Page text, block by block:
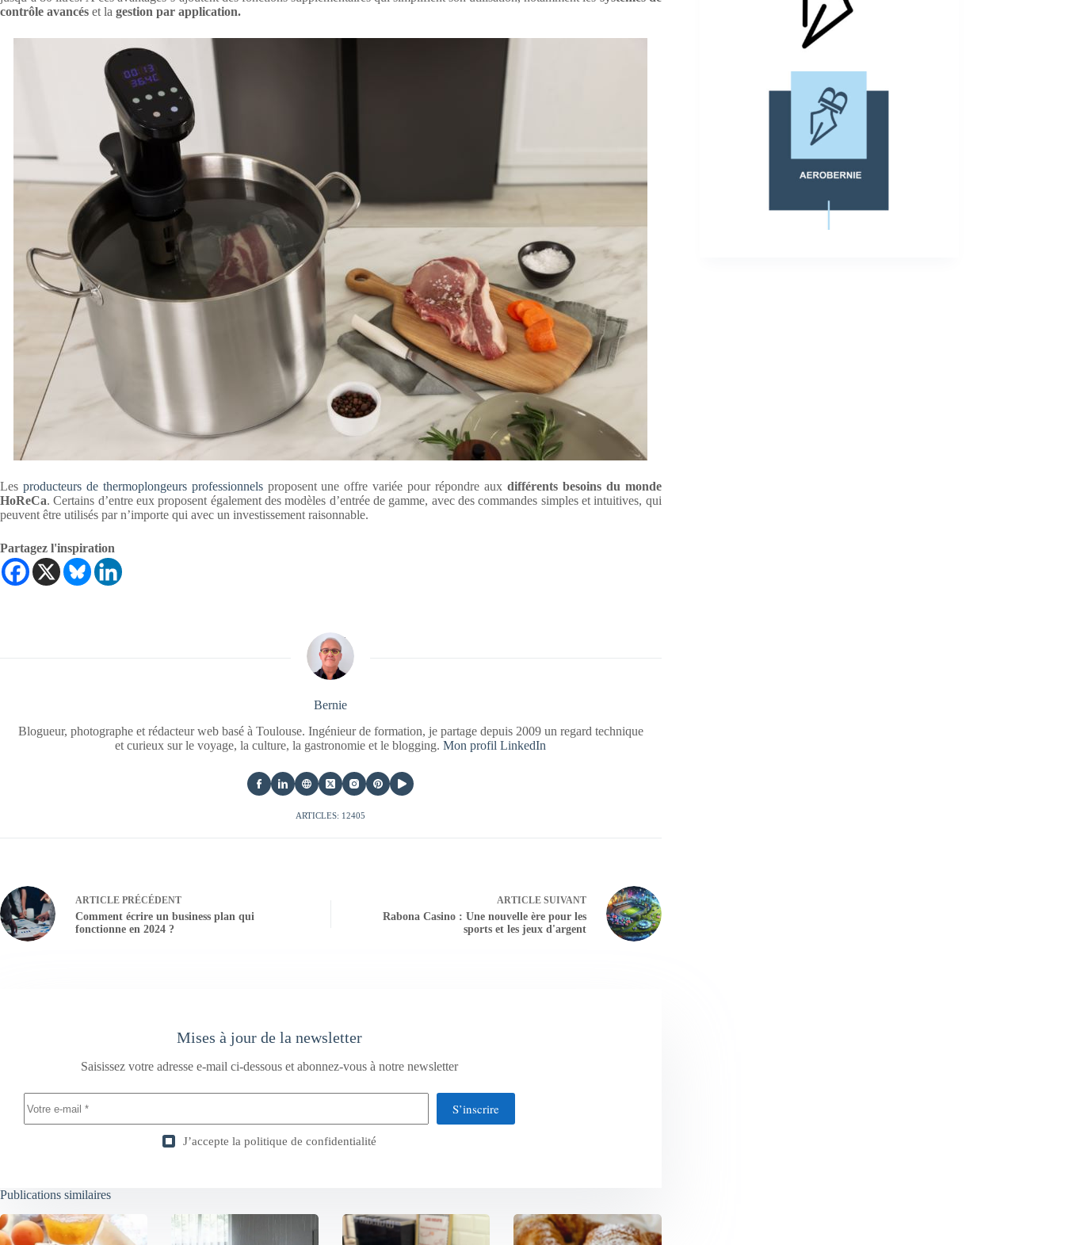
contrôle avancés et la gestion par application.
Les producteurs de thermoplongeurs professionnelsproposent une offre variée pour répondre aux différents besoins du monde
HoReCa. Certains d’entre eux proposent également des modèles d’entrée de gamme, avec des commandes simples et intuitives, qui
peuvent être utilisés par n’importe qui avec un investissement raisonnable.
Partagez l'inspiration
Bernie
Blogueur, photographe et rédacteur web basé à Toulouse. Ingénieur de formation, je partage depuis 2009 un regard technique
et curieux sur le voyage, la culture, la gastronomie et le blogging.Mon profil LinkedIn
ARTICLES: 12405
ARTICLE PRÉCÉDENT
Comment écrire un business plan qui
fonctionne en 2024 ?
ARTICLESUIVANT
Rabona Casino : Une nouvelle ère pour les
sports et les jeux d'argent
Mises à jour de la newsletter
Saisissez votre adresse e-mail ci-dessous et abonnez-vous à notre newsletter
S’inscrire
J’accepte la politique de confidentialité
Publications similaires